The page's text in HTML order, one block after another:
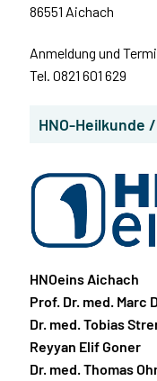
86551 Aichach
Anmeldung und
Tel. 0821 601 629
HNO-Heilkunde
HNOeins Aichach
Prof. Dr. med. Marc
Dr. med. Tobias
Reyyan Elif Goner
Dr. med. Thomas